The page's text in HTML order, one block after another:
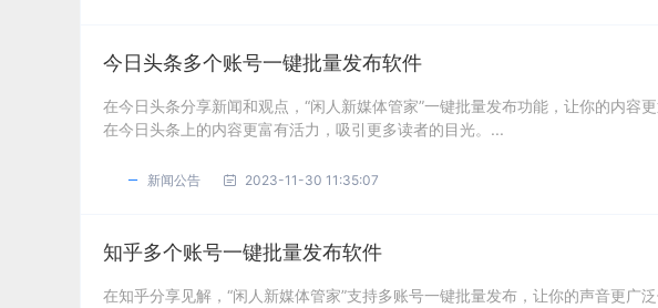
今日头条多个账号一键批量发布软件
在今日头条分享新闻和观点，“闲人新媒体管家”一键批量发布功能，让你的内容
在今日头条上的内容更富有活力，吸引更多读者的目光。...
新闻公告 2023-11-30 11:35:07
知乎多个账号一键批量发布软件
在知乎分享见解，“闲人新媒体管家”支持多账号一键批量发布，让你的声音更广